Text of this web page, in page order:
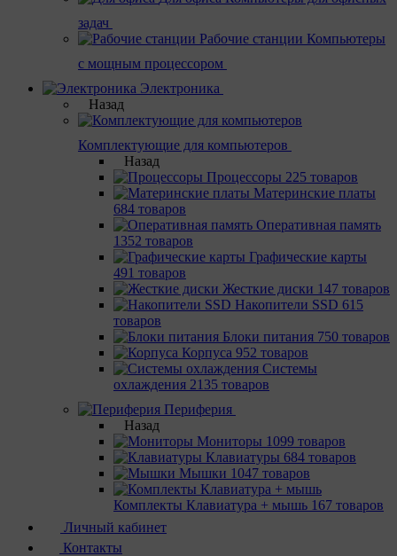
задач
Рабочие станции Компьютеры
с мощным процессором
Электроника
Назад
Комплектующие для компьютеров
Назад
Процессоры 225 товаров
Материнcкие платы
684 товаров
Оперативная память
1352 товаров
Графические карты
491 товаров
Жесткие диски 147 товаров
Накопители SSD 615
товаров
Блоки питания 750 товаров
Корпуса 952 товаров
Системы
охлаждения 2135 товаров
Периферия
Назад
Мониторы 1099 товаров
Клавиатуры 684 товаров
Мышки 1047 товаров
Комплекты Клавиатура + мышь 167 товаров
Личный кабинет
Контакты